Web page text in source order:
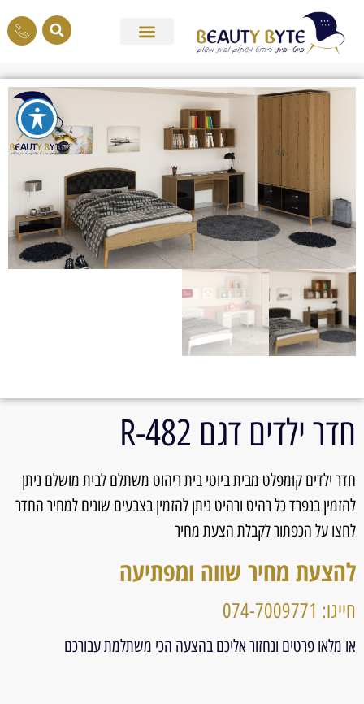
חדר ילדים דגם 482-R
חדר ילדים קומפלט מבית ביוטי בית ריהוט משתלם לבית מושלם ניתן
להזמין בנפרד כל רהיט ורהיט ניתן להזמין בצבעים שונים למחיר החדר
לחצו על הכפתור לקבלת הצעת מחיר
להצעת מחיר שווה ומפתיעה
חייגו: 074-7009771
או מלאו פרטים ונחזור אליכם בהצעה הכי משתלמת עבורכם